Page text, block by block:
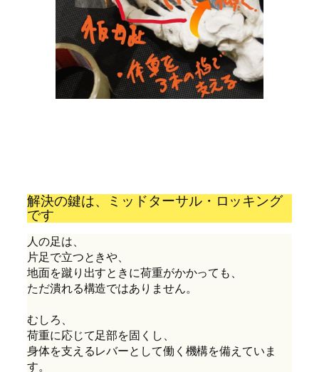
解決の鍵は、ミッドターサル・ロッキング
です
人の足は、
片足で立つときや、
地面を蹴り出すときに荷重がかかっても、
ただ潰れる構造ではありません。
むしろ、
荷重に応じて足部を固くし、
身体を支えるレバーとして働く機構を備えていま
す。